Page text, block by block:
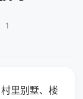
1
里别墅、楼